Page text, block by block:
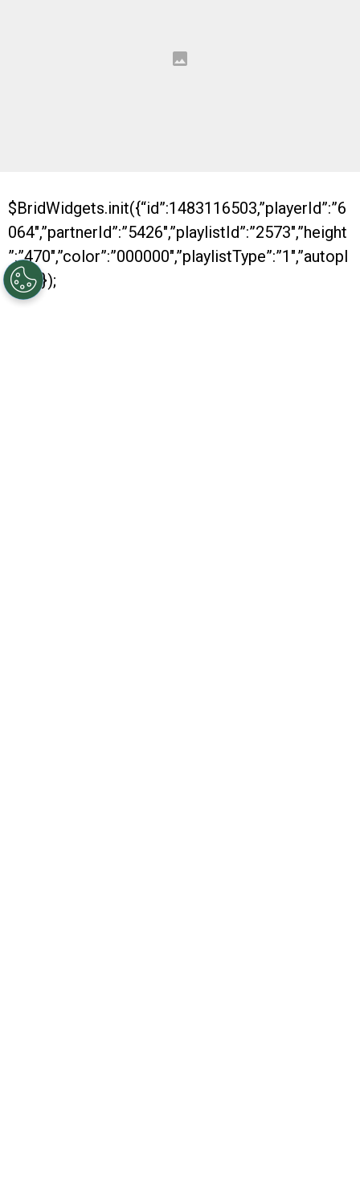
$BridWidgets.init({“id”:1483116503,”playerId”:”6
064″,”partnerId”:”5426″,”playlistId”:”2573″,”height
”:”470″,”color”:”000000″,”playlistType”:”1″,”autopl
ay”:0});